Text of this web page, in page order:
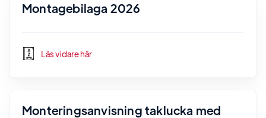
Montagebilaga 2026
Läs vidare här
Monteringsanvisning taklucka med